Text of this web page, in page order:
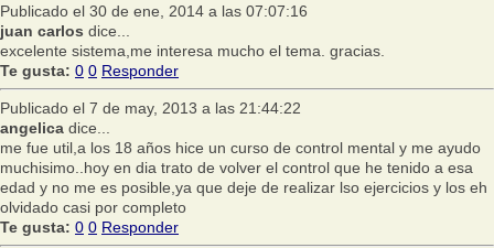
Publicado el 30 de ene, 2014 a las 07:07:16
juan carlos dice...
excelente sistema,me interesa mucho el tema. gracias.
Te gusta: 0 0 Responder
Publicado el 7 de may, 2013 a las 21:44:22
angelica dice...
me fue util,a los 18 años hice un curso de control mental y me ayudo
muchisimo..hoy en dia trato de volver el control que he tenido a esa
edad y no me es posible,ya que deje de realizar lso ejercicios y los eh
olvidado casi por completo
Te gusta: 0 0 Responder